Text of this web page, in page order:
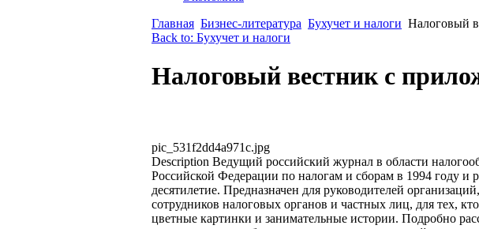
Главная Бизнес-литература Бухучет и налоги Налоговый
Back to: Бухучет и налоги
Налоговый вестник с
pic_531f2dd4a971c.jpg
Description Ведущий российский журнал в области
Российской Федерации по налогам и сборам в 1994 году и
десятилетие. Предназначен для руководителей
сотрудников налоговых органов и частных лиц, для тех,
цветные картинки и занимательные истории. Подробно